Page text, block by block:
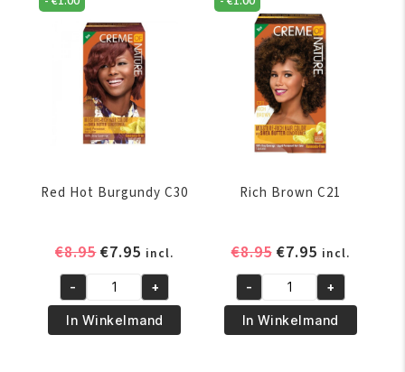
Red Hot Burgundy C30
€8.95Oorspronkelijke
was:
€8.95.
€7.95 Huidige
prijs
is:
€7.95.
incl.
Red
Hot
Burgundy
- +
In Winkelmand
Rich Brown C21
€8.95 Oorspronkelijke
was:
€8.95.
€7.95Huidige
prijs
is:
€7.95.
incl.
Rich
Brown
C21
- +
In Winkelmand